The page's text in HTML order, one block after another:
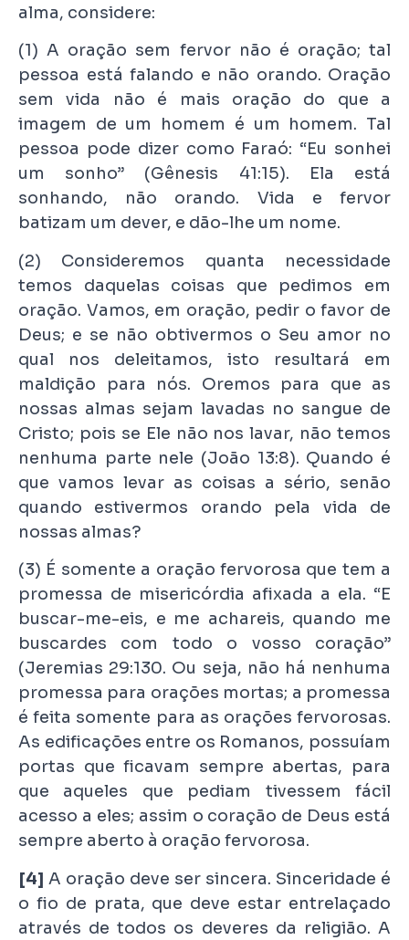
alma, considere:
(1) A oração sem fervor não é oração; tal
pessoa está falando e não orando. Oração
sem vida não é mais oração do que a
imagem de um homem é um homem. Tal
pessoa pode dizer como Faraó: “Eu sonhei
um sonho” (Gênesis 41:15). Ela está
sonhando, não orando. Vida e fervor
batizam um dever, e dão-lhe um nome.
(2) Consideremos quanta necessidade
temos daquelas coisas que pedimos em
oração. Vamos, em oração, pedir o favor de
Deus; e se não obtivermos o Seu amor no
qual nos deleitamos, isto resultará em
maldição para nós. Oremos para que as
nossas almas sejam lavadas no sangue de
Cristo; pois se Ele não nos lavar, não temos
nenhuma parte nele (João 13:8). Quando é
que vamos levar as coisas a sério, senão
quando estivermos orando pela vida de
nossas almas?
(3) É somente a oração fervorosa que tem a
promessa de misericórdia afixada a ela. “E
buscar-me-eis, e me achareis, quando me
buscardes com todo o vosso coração”
(Jeremias 29:130. Ou seja, não há nenhuma
promessa para orações mortas; a promessa
é feita somente para as orações fervorosas.
As edificações entre os Romanos, possuíam
portas que ficavam sempre abertas, para
que aqueles que pediam tivessem fácil
acesso a eles; assim o coração de Deus está
sempre aberto à oração fervorosa.
[4] A oração deve ser sincera. Sinceridade é
o fio de prata, que deve estar entrelaçado
através de todos os deveres da religião. A